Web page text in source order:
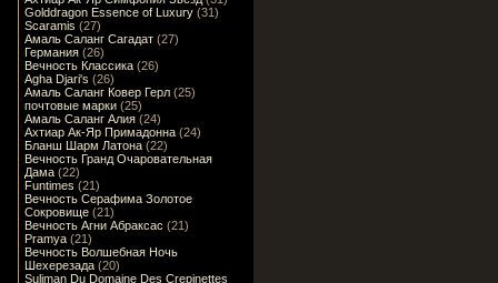
Golddragon Essence of Luxury (31)
Scaramis (27)
Амаль Саланг Сагадат (27)
Германия (26)
Вечность Классика (26)
Agha Djari's (26)
Амаль Саланг Ковер Герл (25)
почтовые марки (25)
Амаль Саланг Алия (24)
Ахтиар Ак-Яр Примадонна (24)
Бланш Шарм Латона (22)
Вечность Гранд Очаровательная
Дама (22)
Funtimes (21)
Вечность Серафима Золотое
Сокровище (21)
Вечность Агни Абраксас (21)
Pramya (21)
Вечность Волшебная Ночь
Шехерезада (20)
Suliman Du Domaine Des Crepinettes